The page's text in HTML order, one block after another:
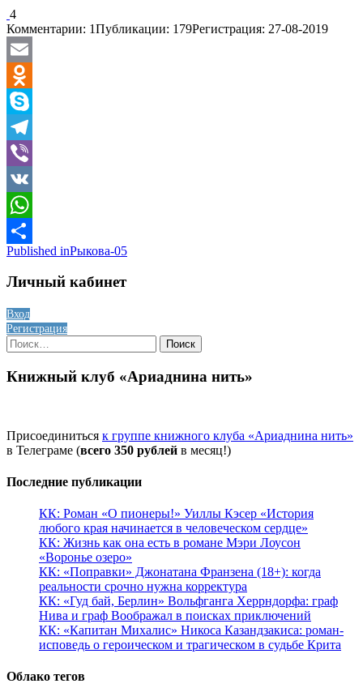
4
Комментарии: 1Публикации: 179Регистрация: 27-08-2019
Email
Odnoklassniki
Skype
Telegram
Viber
VK
WhatsApp
Отправить
Навигация
по
Published inРыкова-05
Личный кабинет
Вход
Регистрация
Найти:
Книжный клуб «Ариаднина нить»
Присоединиться к группе книжного клуба «Ариаднина нить»
в Телеграме (всего 350 рублей в месяц!)
Последние публикации
КК: Роман «О пионеры!» Уиллы Кэсер «История
любого края начинается в человеческом сердце»
КК: Жизнь как она есть в романе Мэри Лоусон
«Воронье озеро»
КК: «Поправки» Джонатана Франзена (18+): когда
реальности срочно нужна корректура
КК: «Гуд бай, Берлин» Вольфганга Херрндорфа: граф
Нива и граф Воображал в поисках приключений
КК: «Капитан Михалис» Никоса Казандзакиса: роман-
исповедь о героическом и трагическом в судьбе Крита
Облако тегов